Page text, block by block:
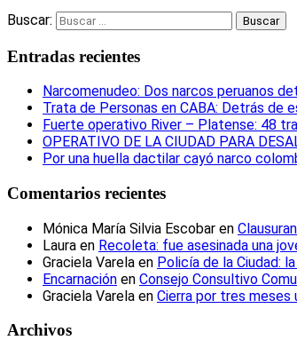
Buscar:
Entradas recientes
Narcomenudeo: Dos narcos peruanos
Trata de Personas en CABA: Detrás de
Fuerte operativo River – Platense: 48
OPERATIVO DE LA CIUDAD PARA
Por una huella dactilar cayó narco
Comentarios recientes
Mónica María Silvia Escobar en
Laura en Recoleta: fue asesinada una
Graciela Varela en Policía de la Ciudad:
Encarnación en Consejo Consultivo
Graciela Varela en Cierra por tres meses
Archivos